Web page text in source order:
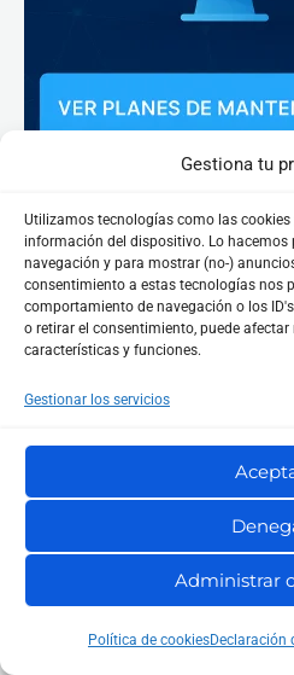
Gestiona tu
Utilizamos tecnologías como las
información del dispositivo. Lo hacemos
navegación y para mostrar (no-)
consentimiento a estas tecnologías nos
comportamiento de navegación o los
o retirar el consentimiento, puede
características y funciones.
Gestionar los servicios
Administrar
Política de cookiesDeclaración
Marketing
Motivacional